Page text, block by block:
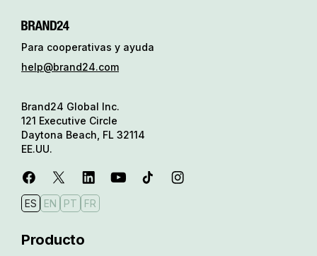
Para cooperativas y ayuda
help@brand24.com
Brand24 Global Inc.
121 Executive Circle
Daytona Beach, FL 32114
EE.UU.
ES EN PT FR
Producto